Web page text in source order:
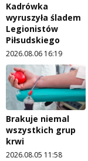
Kadrówka
wyruszyła śladem
Legionistów
Piłsudskiego
2026.08.06 16:19
Brakuje niemal
wszystkich grup
krwi
2026.08.05 11:58